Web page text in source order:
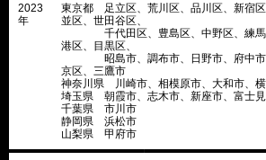
2023
年
東京都 足立区、荒川区、品川区、新宿
並区、世田谷区、
千代田区、豊島区、中野区、練馬
港区、目黒区、
昭島市、調布市、日野市、府中市
京区、三鷹市
神奈川県 川崎市、相模原市、大和市、
埼玉県 朝霞市、志木市、新座市、富士
千葉県 市川市
静岡県 浜松市
山梨県 甲府市